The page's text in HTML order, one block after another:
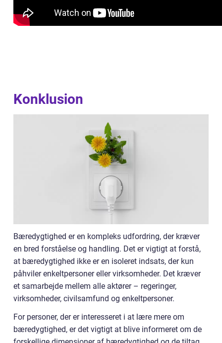
Konklusion
Bæredygtighed er en kompleks udfordring, der kræver
en bred forståelse og handling. Det er vigtigt at forstå,
at bæredygtighed ikke er en isoleret indsats, der kun
påhviler enkeltpersoner eller virksomheder. Det kræver
et samarbejde mellem alle aktører – regeringer,
virksomheder, civilsamfund og enkeltpersoner.
For personer, der er interesseret i at lære mere om
bæredygtighed, er det vigtigt at blive informeret om de